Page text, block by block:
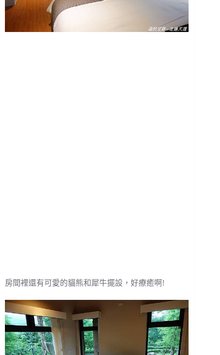
房間裡還有可愛的貓熊和犀牛擺設，好療癒啊!